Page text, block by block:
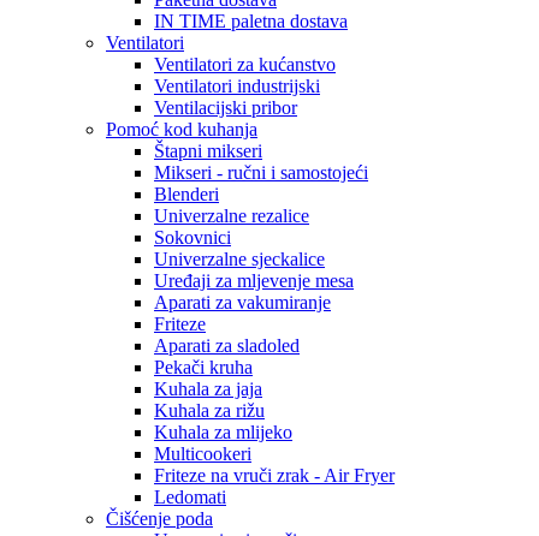
IN TIME paletna dostava
Ventilatori
Ventilatori za kućanstvo
Ventilatori industrijski
Ventilacijski pribor
Pomoć kod kuhanja
Štapni mikseri
Mikseri - ručni i samostojeći
Blenderi
Univerzalne rezalice
Sokovnici
Univerzalne sjeckalice
Uređaji za mljevenje mesa
Aparati za vakumiranje
Friteze
Aparati za sladoled
Pekači kruha
Kuhala za jaja
Kuhala za rižu
Kuhala za mlijeko
Multicookeri
Friteze na vruči zrak - Air Fryer
Ledomati
Čišćenje poda